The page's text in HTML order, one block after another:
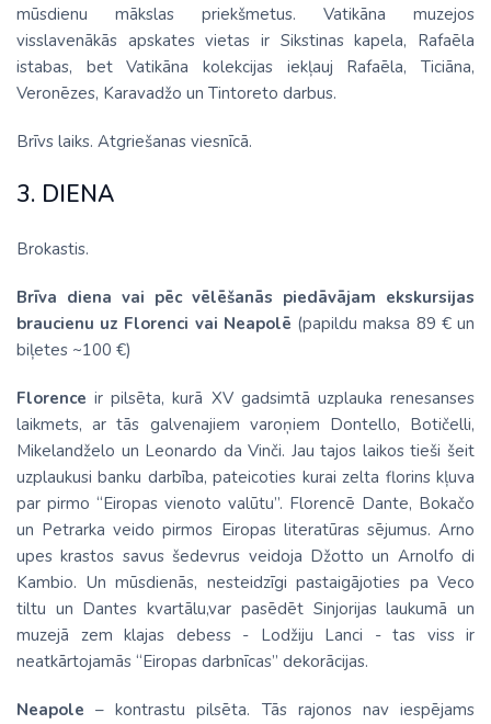
mūsdienu mākslas priekšmetus. Vatikāna muzejos
visslavenākās apskates vietas ir Sikstinas kapela, Rafaēla
istabas, bet Vatikāna kolekcijas iekļauj Rafaēla, Ticiāna,
Veronēzes, Karavadžo un Tintoreto darbus.
Brīvs laiks. Atgriešanas viesnīcā.
3. DIENA
Brokastis.
Brīva diena vai pēc vēlēšanās piedāvājam ekskursijas
braucienu uz Florenci vai Neapolē (papildu maksa 89 € un
biļetes ~100 €)
Florence ir pilsēta, kurā XV gadsimtā uzplauka renesanses
laikmets, ar tās galvenajiem varoņiem Dontello, Botičelli,
Mikelandželo un Leonardo da Vinči. Jau tajos laikos tieši šeit
uzplaukusi banku darbība, pateicoties kurai zelta florins kļuva
par pirmo “Eiropas vienoto valūtu”. Florencē Dante, Bokačo
un Petrarka veido pirmos Eiropas literatūras sējumus. Arno
upes krastos savus šedevrus veidoja Džotto un Arnolfo di
Kambio. Un mūsdienās, nesteidzīgi pastaigājoties pa Veco
tiltu un Dantes kvartālu,var pasēdēt Sinjorijas laukumā un
muzejā zem klajas debess - Lodžiju Lanci - tas viss ir
neatkārtojamās “Eiropas darbnīcas” dekorācijas.
Neapole – kontrastu pilsēta. Tās rajonos nav iespējams